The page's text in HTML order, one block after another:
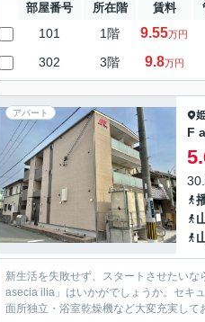
部屋番号 所在階 賃料
101 1階 9.55万円
302 3階 9.8万円
アパート
F
新生活を失敗せず、スタートさせたい
asecia ilia」はいかがでしょうか。セキ
面所独立・浴室乾燥機など大変充実し